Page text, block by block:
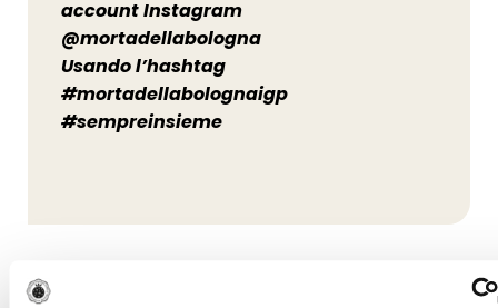
account Instagram
@mortadellabologna
Usando l’hashtag
#mortadellabolognaigp
#sempreinsieme